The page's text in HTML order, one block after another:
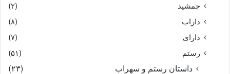
جمشید
(۲)
داراب
(۸)
دارای
(۷)
رستم
(۵۱)
داستان رستم و سهراب
(۲۳)